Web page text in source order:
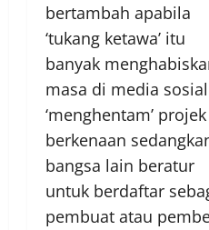
bertambah apabila
‘tukang ketawa’ itu
banyak
masa di media sosial
‘menghentam’ projek
berkenaan
bangsa lain beratur
untuk berdaftar
pembuat atau